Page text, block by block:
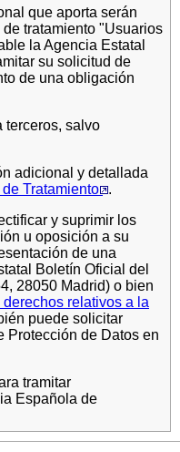
que aporta serán
tratamiento "Usuarios
la Agencia Estatal
su solicitud de
de una obligación
terceros, salvo
adicional y detallada
de Tratamiento .
y suprimir los
u oposición a su
de una
Boletín Oficial del
28050 Madrid) o bien
relativos a la
puede solicitar
Protección de Datos en
tramitar
Española de